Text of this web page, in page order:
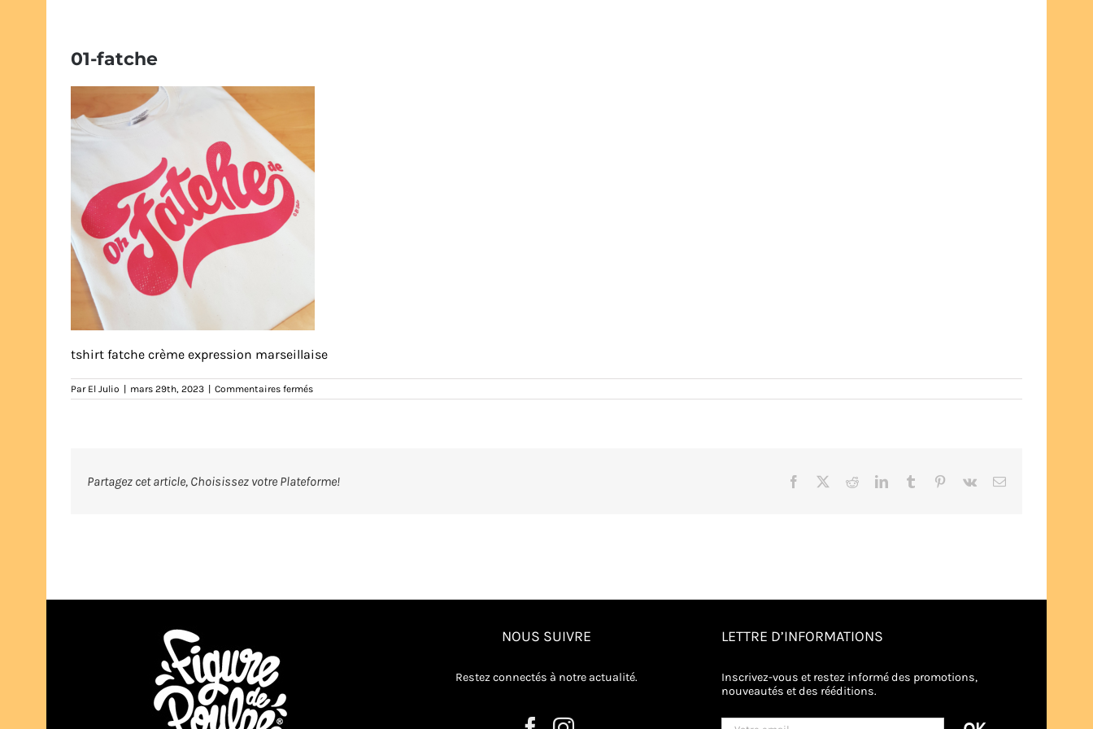
01-fatche
tshirt fatche crème expression marseillaise
Par El Julio mars 29th, 2023 Commentaires ferméssur
01-
Partagez cet article, Choisissez votre Plateforme! Facebook RedditLinkedInTumblr Pinterest
Vk Email
NOUS SUIVRE
Restez connectés à notre actualité.
LETTRE D’INFORMATIONS
Inscrivez-vous et restez informé des promotions,
nouveautés et des rééditions.